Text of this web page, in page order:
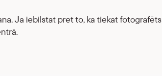
Ja iebilstat pret to, ka tiekat fotografēts